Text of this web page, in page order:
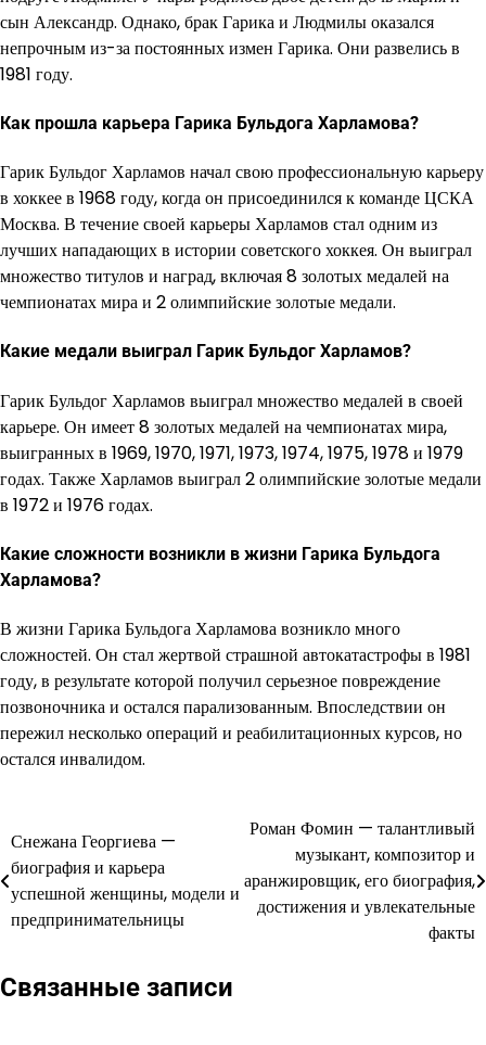
сын Александр. Однако, брак Гарика и Людмилы оказался
непрочным из-за постоянных измен Гарика. Они развелись в
1981 году.
Как прошла карьера Гарика Бульдога Харламова?
Гарик Бульдог Харламов начал свою профессиональную карьеру
в хоккее в 1968 году, когда он присоединился к команде ЦСКА
Москва. В течение своей карьеры Харламов стал одним из
лучших нападающих в истории советского хоккея. Он выиграл
множество титулов и наград, включая 8 золотых медалей на
чемпионатах мира и 2 олимпийские золотые медали.
Какие медали выиграл Гарик Бульдог Харламов?
Гарик Бульдог Харламов выиграл множество медалей в своей
карьере. Он имеет 8 золотых медалей на чемпионатах мира,
выигранных в 1969, 1970, 1971, 1973, 1974, 1975, 1978 и 1979
годах. Также Харламов выиграл 2 олимпийские золотые медали
в 1972 и 1976 годах.
Какие сложности возникли в жизни Гарика Бульдога
Харламова?
В жизни Гарика Бульдога Харламова возникло много
сложностей. Он стал жертвой страшной автокатастрофы в 1981
году, в результате которой получил серьезное повреждение
позвоночника и остался парализованным. Впоследствии он
пережил несколько операций и реабилитационных курсов, но
остался инвалидом.
Навигация
по
записям
Снежана Георгиева —
биография и карьера
успешной женщины, модели и
предпринимательницы
Роман Фомин — талантливый
музыкант, композитор и
аранжировщик, его биография,
достижения и увлекательные
факты
Связанные записи